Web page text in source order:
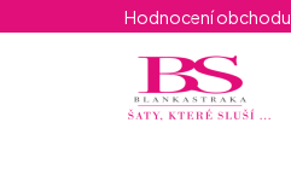
na
Hodnocení obchodu